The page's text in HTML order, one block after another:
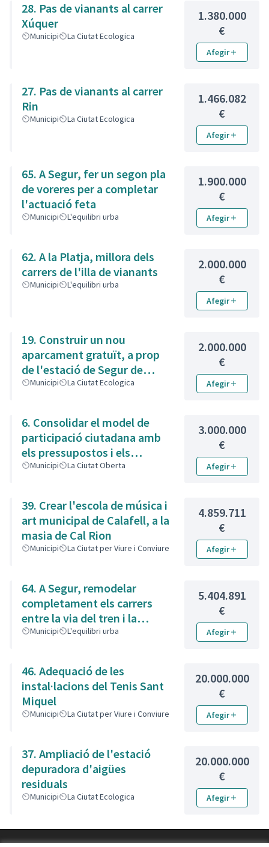
28. Pas de vianants al carrer
Xúquer
Municipi La Ciutat Ecologica
1.380.000
€
Afegir
27. Pas de vianants al carrer
Rin
Municipi La Ciutat Ecologica
1.466.082
€
Afegir
65. A Segur, fer un segon pla
de voreres per a completar
l'actuació feta
Municipi L'equilibri urba
1.900.000
€
Afegir
62. A la Platja, millora dels
carrers de l'illa de vianants
Municipi L'equilibri urba
2.000.000
€
Afegir
19. Construir un nou
aparcament gratuït, a prop
de l'estació de Segur de
Calafell
Municipi La Ciutat Ecologica
2.000.000
€
Afegir
6. Consolidar el model de
participació ciutadana amb
els pressupostos i els
consells
Municipi La Ciutat Oberta
3.000.000
€
Afegir
39. Crear l'escola de música i
art municipal de Calafell, a la
masia de Cal Rion
Municipi La Ciutat per Viure i Conviure
4.859.711
€
Afegir
64. A Segur, remodelar
completament els carrers
entre la via del tren i la
carretera
Municipi L'equilibri urba
5.404.891
€
Afegir
46. Adequació de les
instal·lacions del Tenis Sant
Miquel
Municipi La Ciutat per Viure i Conviure
20.000.000
€
Afegir
37. Ampliació de l'estació
depuradora d'aigües
residuals
Municipi La Ciutat Ecologica
20.000.000
€
Afegir